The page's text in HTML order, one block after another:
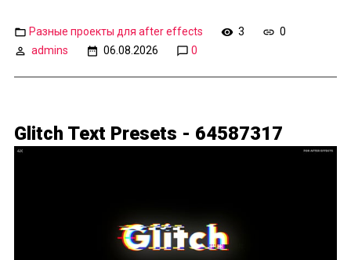
Разные проекты для after effects 3
0
admins
06.08.2026 0
Glitch Text Presets - 64587317